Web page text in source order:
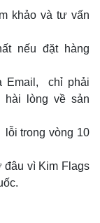
khảo và tư vấn
nếu đặt hàng
Email, chỉ phải
hài lòng về sản
trong vòng 10
đâu vì Kim Flags